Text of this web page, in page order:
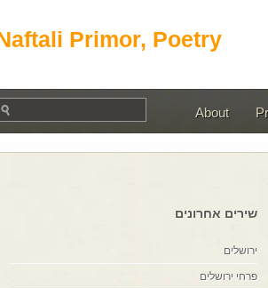
Naftali Primor, Poetry
About
שירים אחרונים
ירושלים
פרחי ירושלים